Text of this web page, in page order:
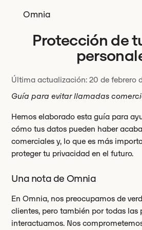
Omnia
Protección de
Última actualización: 20 de febrero
Guía para evitar llamadas
Hemos elaborado esta guía para
cómo tus datos pueden haber
comerciales y, lo que es más
proteger tu privacidad en el futuro.
Una nota de Omnia
En Omnia, nos preocupamos de
clientes, pero también por todas las
interactuamos. Nos